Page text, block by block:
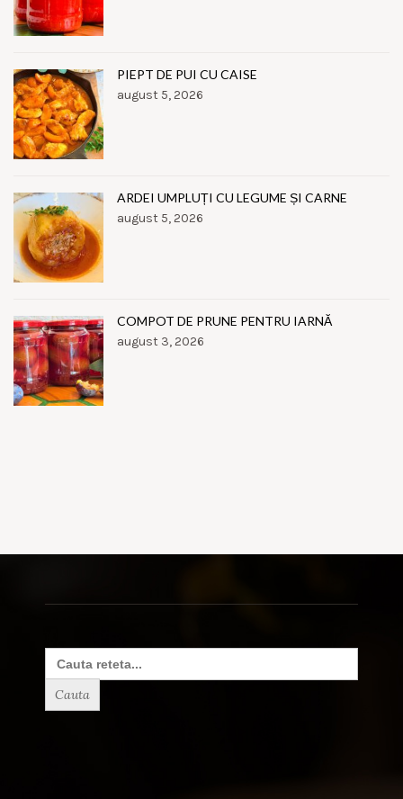
PIEPT DE PUI CU CAISE
august 5, 2026
ARDEI UMPLUȚI CU LEGUME ȘI CARNE
august 5, 2026
COMPOT DE PRUNE PENTRU IARNĂ
august 3, 2026
Search
for: